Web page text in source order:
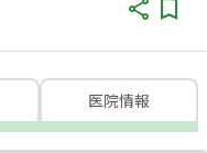
医院情報